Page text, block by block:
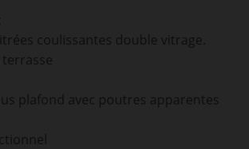
coulissantes double vitrage.
terrasse
plafond avec poutres apparentes